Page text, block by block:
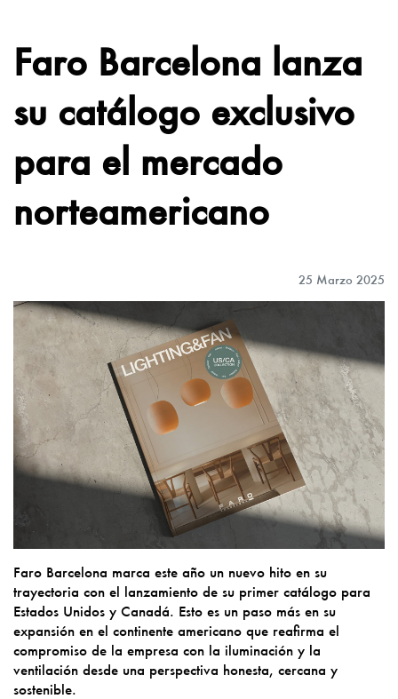
Faro Barcelona lanza
su catálogo exclusivo
para el mercado
norteamericano
25 Marzo 2025
Faro Barcelona marca este año un nuevo hito en su
trayectoria con el lanzamiento de su primer catálogo para
Estados Unidos y Canadá. Esto es un paso más en su
expansión en el continente americano que reafirma el
compromiso de la empresa con la iluminación y la
ventilación desde una perspectiva honesta, cercana y
sostenible.